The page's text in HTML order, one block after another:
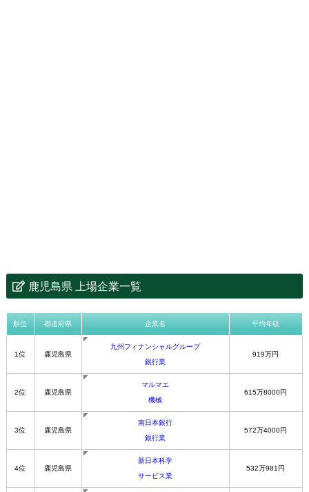
鹿児島県 上場企業一覧
順位 都道府県 企業名 平均年収
1位 鹿児島県
九州フィナンシャルグループ
銀行業
919万円
2位 鹿児島県
マルマエ
機械
615万8000円
3位 鹿児島県
南日本銀行
銀行業
572万4000円
4位 鹿児島県
新日本科学
サービス業
532万981円